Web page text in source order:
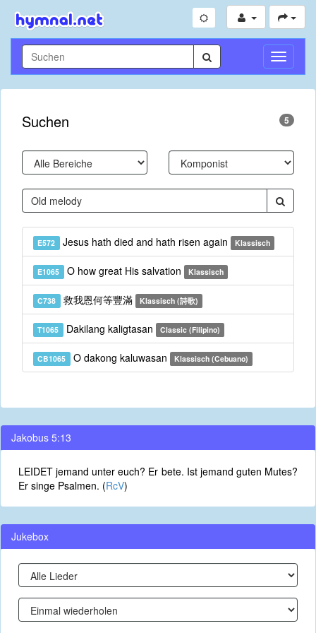
Suchen 5
E572 Jesus hath died and hath risen again Klassisch
E1065 O how great His salvation Klassisch
C738 救我恩何等豐滿 Klassisch (詩歌)
T1065 Dakilang kaligtasan Classic (Filipino)
CB1065 O dakong kaluwasan Klassisch (Cebuano)
Jakobus 5:13
LEIDET jemand unter euch? Er bete. Ist jemand guten Mutes?
Er singe Psalmen. (RcV)
Jukebox